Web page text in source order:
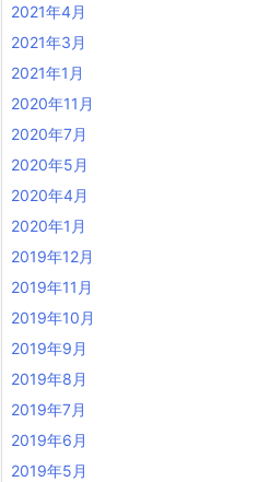
2021年4月
2021年3月
2021年1月
2020年11月
2020年7月
2020年5月
2020年4月
2020年1月
2019年12月
2019年11月
2019年10月
2019年9月
2019年8月
2019年7月
2019年6月
2019年5月